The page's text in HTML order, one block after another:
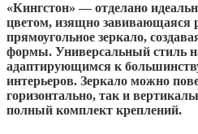
«Кингстон» — отделано
цветом, изящно завивающаяся
прямоугольное зеркало,
формы. Универсальный стиль
адаптирующимся к
интерьеров. Зеркало можно
горизонтально, так и
полный комплект креплений.